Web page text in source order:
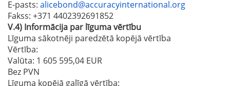
E-pasts: alicebond@accuracyinternational.org
Fakss: +371 4402392691852
V.4) Informācija par līguma vērtību
Līguma sākotnēji paredzētā kopējā vērtība
Vērtība:
Valūta: 1 605 595,04 EUR
Bez PVN
Līguma kopējā galīgā vērtība: